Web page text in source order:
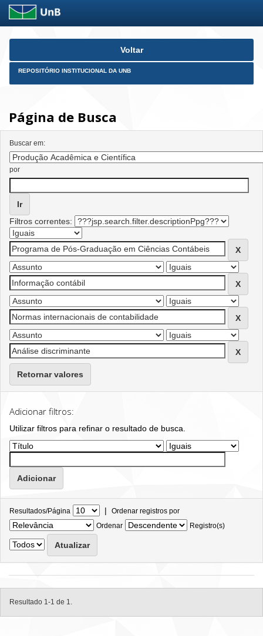
Skip
Voltar
REPOSITÓRIO INSTITUCIONAL DA UNB
Página de Busca
Buscar em:
por
Filtros correntes:
Retornar valores
Adicionar filtros:
Utilizar filtros para refinar o resultado de busca.
Resultados/Página | Ordenar registros por
Ordenar
Registro(s)
Resultado 1-1 de 1.